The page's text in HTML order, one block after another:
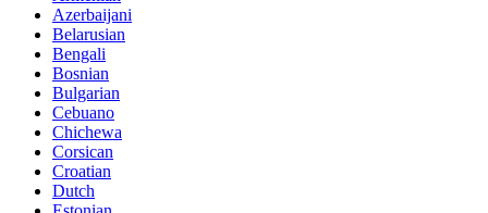
Azerbaijani
Belarusian
Bengali
Bosnian
Bulgarian
Cebuano
Chichewa
Corsican
Croatian
Dutch